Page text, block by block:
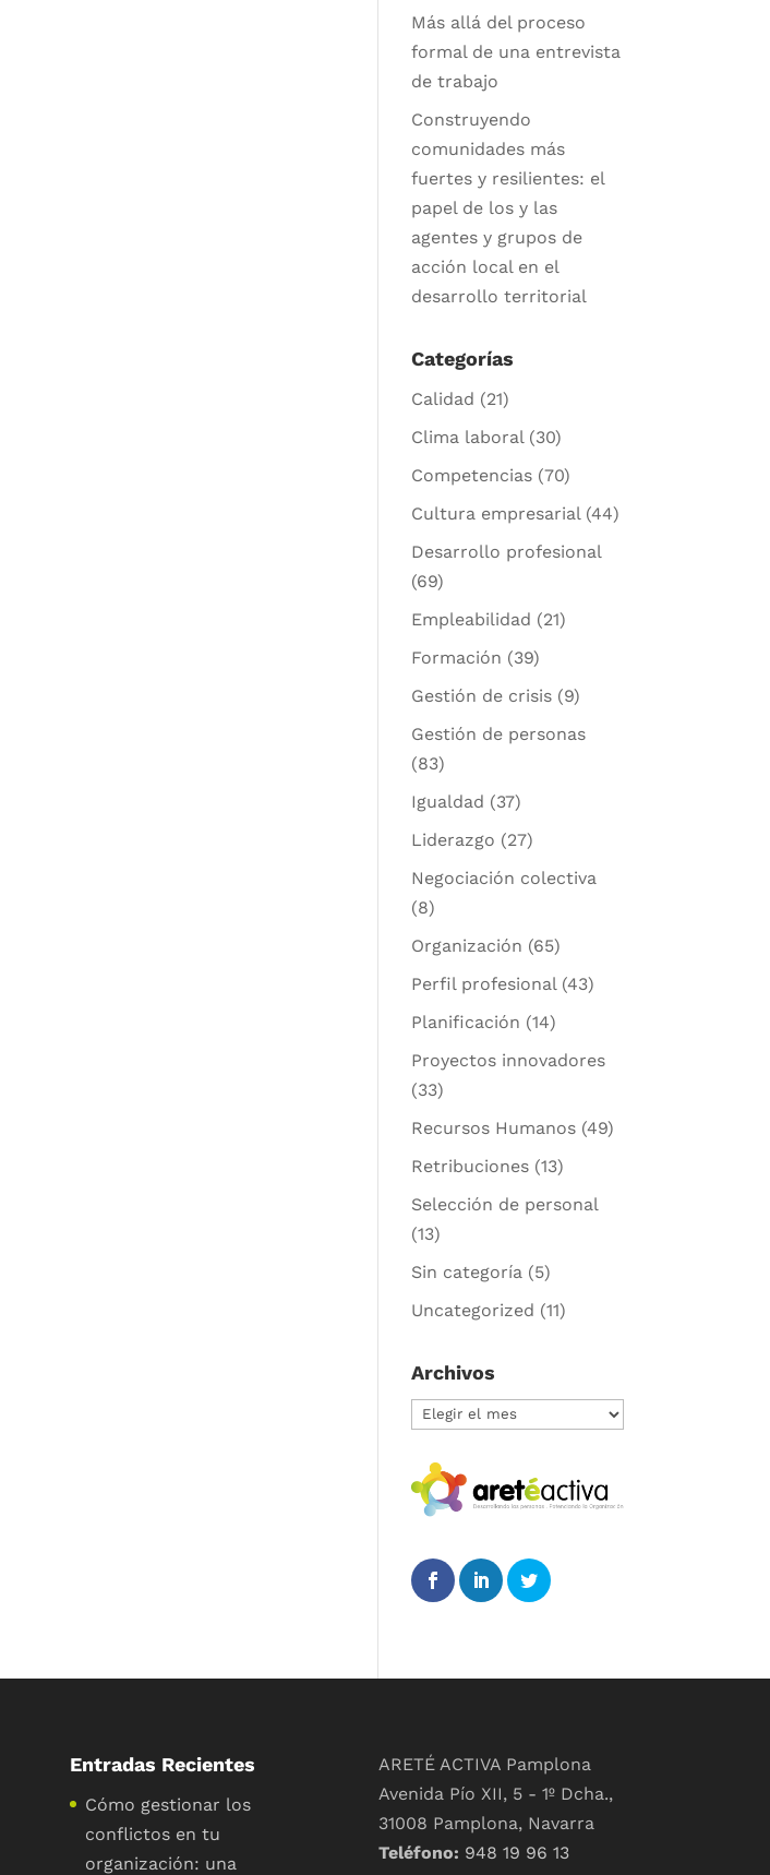
Más allá del proceso
formal de una entrevista
de trabajo
Construyendo
comunidades más
fuertes y resilientes: el
papel de los y las
agentes y grupos de
acción local en el
desarrollo territorial
Categorías
Calidad (21)
Clima laboral(30)
Competencias (70)
Cultura empresarial(44)
Desarrollo profesional
(69)
Empleabilidad (21)
Formación (39)
Gestión de crisis (9)
Gestión de personas
(83)
Igualdad (37)
Liderazgo (27)
Negociación colectiva
(8)
Organización (65)
Perfil profesional(43)
Planificación (14)
Proyectos innovadores
(33)
Recursos Humanos (49)
Retribuciones (13)
Selección de personal
(13)
Sin categoría (5)
Uncategorized (11)
Archivos
Archivos
Entradas Recientes
Cómo gestionar los
conflictos en tu
organización: una
ARETÉ ACTIVA Pamplona
Avenida Pío XII, 5 - 1º Dcha.,
31008 Pamplona, Navarra
Teléfono: 948 19 96 13